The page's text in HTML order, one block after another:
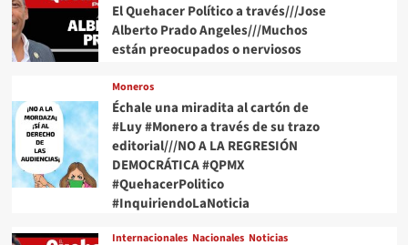
El Quehacer Político a través///Jose
Alberto Prado Angeles///Muchos
están preocupados o nerviosos
Moneros
Échale una miradita al cartón de
#Luy #Monero a través de su trazo
editorial///NO A LA REGRESIÓN
DEMOCRÁTICA #QPMX
#QuehacerPolitico
#InquiriendoLaNoticia
Internacionales Nacionales Noticias